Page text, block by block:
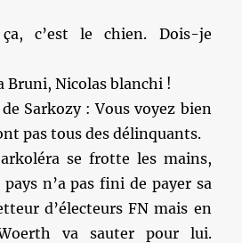
c’est le chien. Dois-je
Bruni, Nicolas blanchi !
Sarkozy : Vous voyez bien
pas tous des délinquants.
se frotte les mains,
n’a pas fini de payer sa
d’électeurs FN mais en
va sauter pour lui.